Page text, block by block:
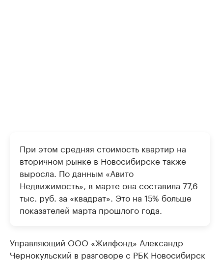
При этом средняя стоимость квартир на
вторичном рынке в Новосибирске также
выросла. По данным «Авито
Недвижимость», в марте она составила 77,6
тыс. руб. за «квадрат». Это на 15% больше
показателей марта прошлого года.
Управляющий ООО «Жилфонд» Александр
Чернокульский в разговоре с РБК Новосибирск